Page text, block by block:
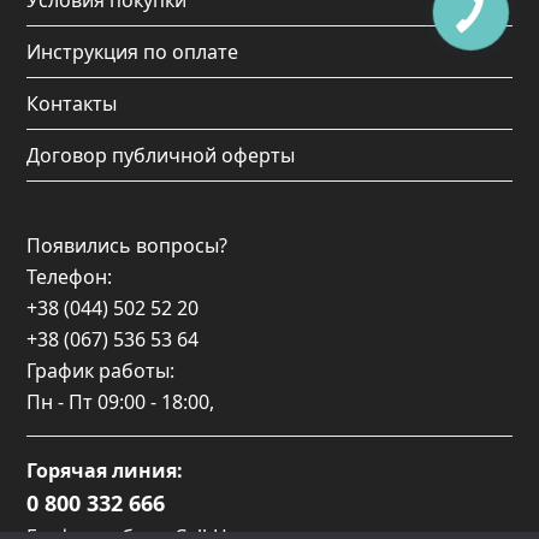
Инструкция по оплате
Контакты
Договор публичной оферты
Появились вопросы?
Телефон:
+38 (044) 502 52 20
+38 (067) 536 53 64
График работы:
Пн - Пт 09:00 - 18:00,
Горячая линия:
0 800 332 666